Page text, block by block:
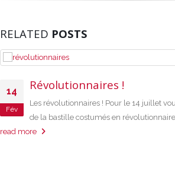
RELATED POSTS
14
Fév
Révolutionnaires !
Les révolutionnaires ! Pour le 14 juillet
de la bastille costumés en
read more